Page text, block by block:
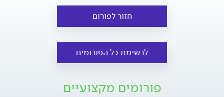
חזור לפורום
לרשימת כל הפורומים
פורומים מקצועיים